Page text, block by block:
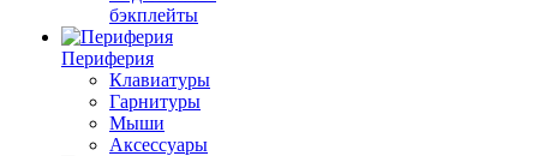
бэкплейты
Периферия
Клавиатуры
Гарнитуры
Мыши
Аксессуары